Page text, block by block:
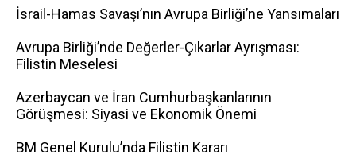
İsrail-Hamas Savaşı’nın Avrupa Birliği’ne Yansımaları
Avrupa Birliği’nde Değerler-Çıkarlar Ayrışması:
Filistin Meselesi
Azerbaycan ve İran Cumhurbaşkanlarının
Görüşmesi: Siyasi ve Ekonomik Önemi
BM Genel Kurulu’nda Filistin Kararı